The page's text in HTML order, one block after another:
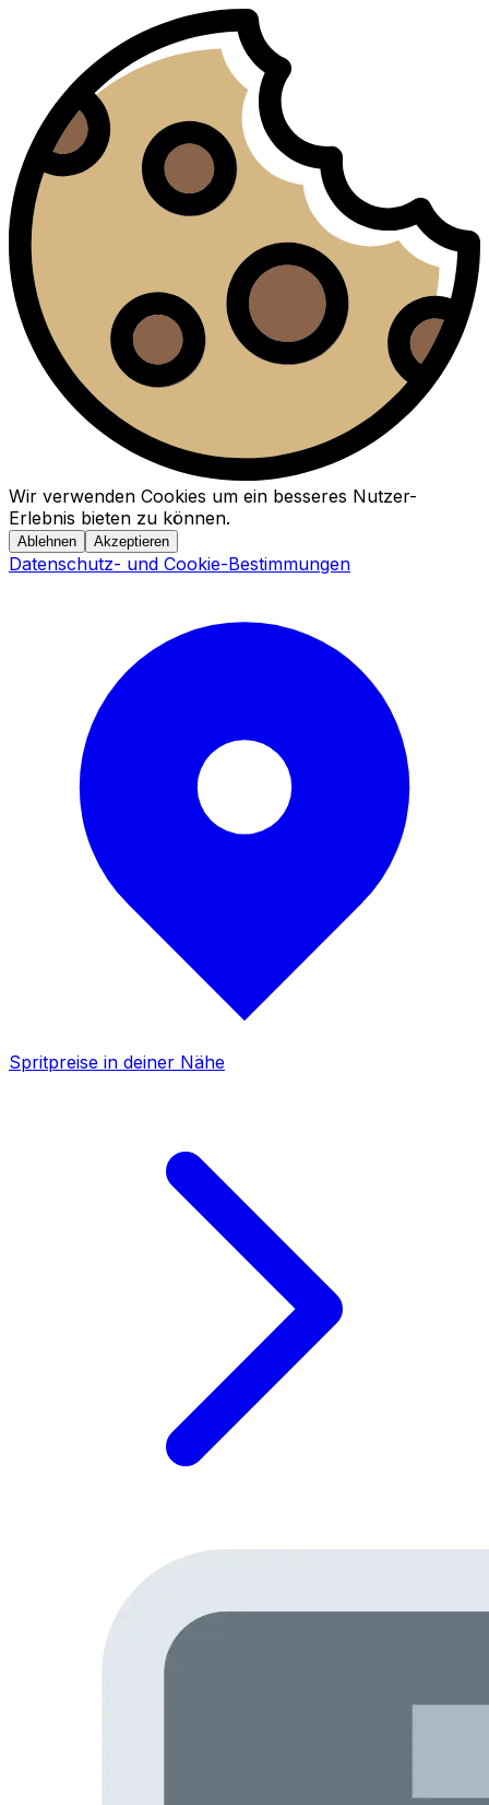
Wir verwenden Cookies um ein besseres Nutzer-
Erlebnis bieten zu können.
Ablehnen Akzeptieren
Datenschutz- und Cookie-Bestimmungen
Spritpreise in deiner Nähe